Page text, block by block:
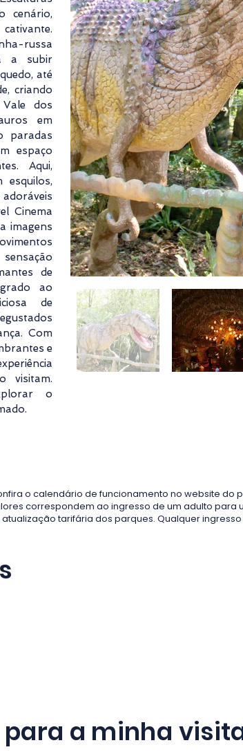
cenário,
russa
a subir
até
criando
dos
em
paradas
espaço
Aqui,
Cinema
imagens
de
ao
de
Com
e
visitam.
o
o calendário de funcionamento no website do
correspondem ao ingresso de um adulto
tarifária dos parques. Qualquer
para a minha